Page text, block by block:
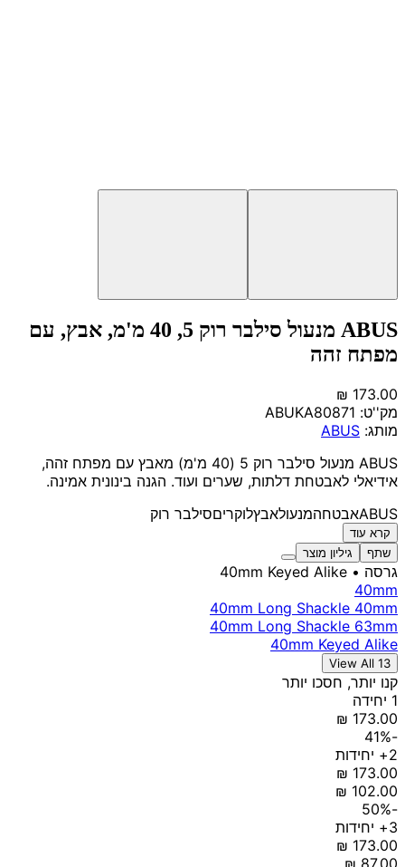
ABUS מנעול סילבר רוק 5, 40 מ'מ, אבץ, עם
מפתח זהה
מק''ט: ABUKA80871
מותג: ABUS
ABUS מנעול סילבר רוק 5 (40 מ'מ) מאבץ עם מפתח זהה,
אידיאלי לאבטחת דלתות, שערים ועוד. הגנה בינונית אמינה.
ABUSאבטחהמנעולאבץלוקריםסילבר רוק
קרא עוד
שתף
גיליון מוצר
גרסה • 40mm Keyed Alike
40mm
40mm Long Shackle 40mm
40mm Long Shackle 63mm
40mm Keyed Alike
View All 13
קנו יותר, חסכו יותר
1 יחידה
-41%
2+ יחידות
-50%
3+ יחידות